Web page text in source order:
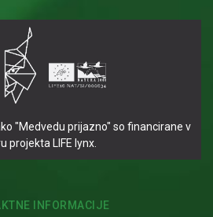
"Medvedu prijazno" so financirane v
projekta LIFE lynx.
INFORMACIJE